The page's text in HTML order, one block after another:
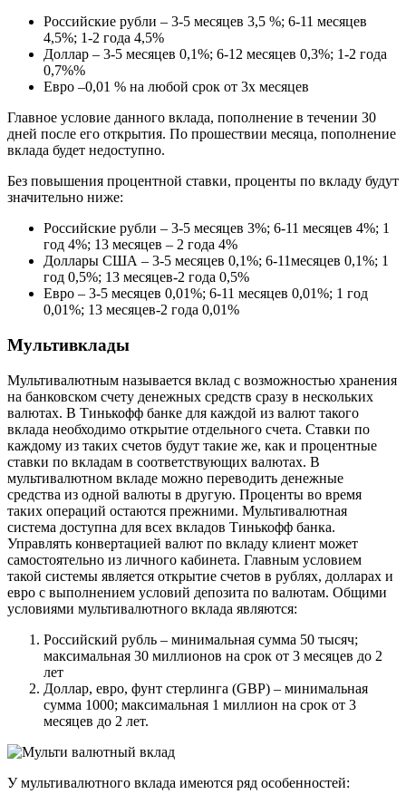
Российские рубли – 3-5 месяцев 3,5 %; 6-11 месяцев
4,5%; 1-2 года 4,5%
Доллар – 3-5 месяцев 0,1%; 6-12 месяцев 0,3%; 1-2 года
0,7%%
Евро –0,01 % на любой срок от 3х месяцев
Главное условие данного вклада, пополнение в течении 30
дней после его открытия. По прошествии месяца, пополнение
вклада будет недоступно.
Без повышения процентной ставки, проценты по вкладу будут
значительно ниже:
Российские рубли – 3-5 месяцев 3%; 6-11 месяцев 4%; 1
год 4%; 13 месяцев – 2 года 4%
Доллары США – 3-5 месяцев 0,1%; 6-11месяцев 0,1%; 1
год 0,5%; 13 месяцев-2 года 0,5%
Евро – 3-5 месяцев 0,01%; 6-11 месяцев 0,01%; 1 год
0,01%; 13 месяцев-2 года 0,01%
Мультивклады
Мультивалютным называется вклад с возможностью хранения
на банковском счету денежных средств сразу в нескольких
валютах. В Тинькофф банке для каждой из валют такого
вклада необходимо открытие отдельного счета. Ставки по
каждому из таких счетов будут такие же, как и процентные
ставки по вкладам в соответствующих валютах. В
мультивалютном вкладе можно переводить денежные
средства из одной валюты в другую. Проценты во время
таких операций остаются прежними. Мультивалютная
система доступна для всех вкладов Тинькофф банка.
Управлять конвертацией валют по вкладу клиент может
самостоятельно из личного кабинета. Главным условием
такой системы является открытие счетов в рублях, долларах и
евро с выполнением условий депозита по валютам. Общими
условиями мультивалютного вклада являются:
Российский рубль – минимальная сумма 50 тысяч;
максимальная 30 миллионов на срок от 3 месяцев до 2
лет
Доллар, евро, фунт стерлинга (GBP) – минимальная
сумма 1000; максимальная 1 миллион на срок от 3
месяцев до 2 лет.
У мультивалютного вклада имеются ряд особенностей: